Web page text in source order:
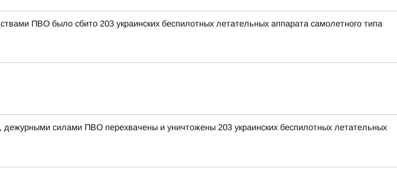
ПВО было сбито 203 украинских беспилотных летательных аппарата самолетного типа
силами ПВО перехвачены и уничтожены 203 украинских беспилотных летательных